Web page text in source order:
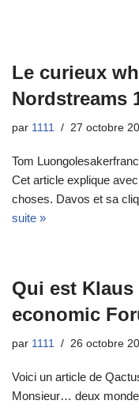
Le curieux
Nordstreams
par 1111 27 octobre
Tom
Cet article explique
choses. Davos et sa
suite »
Qui est
economic
par 1111 26 octobre
Voici un article de
Monsieur… deux